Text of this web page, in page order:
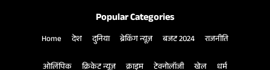
Popular Categories
Home देश दुनिया ब्रेकिंग न्यूज़ बजट 2024 राजनीति